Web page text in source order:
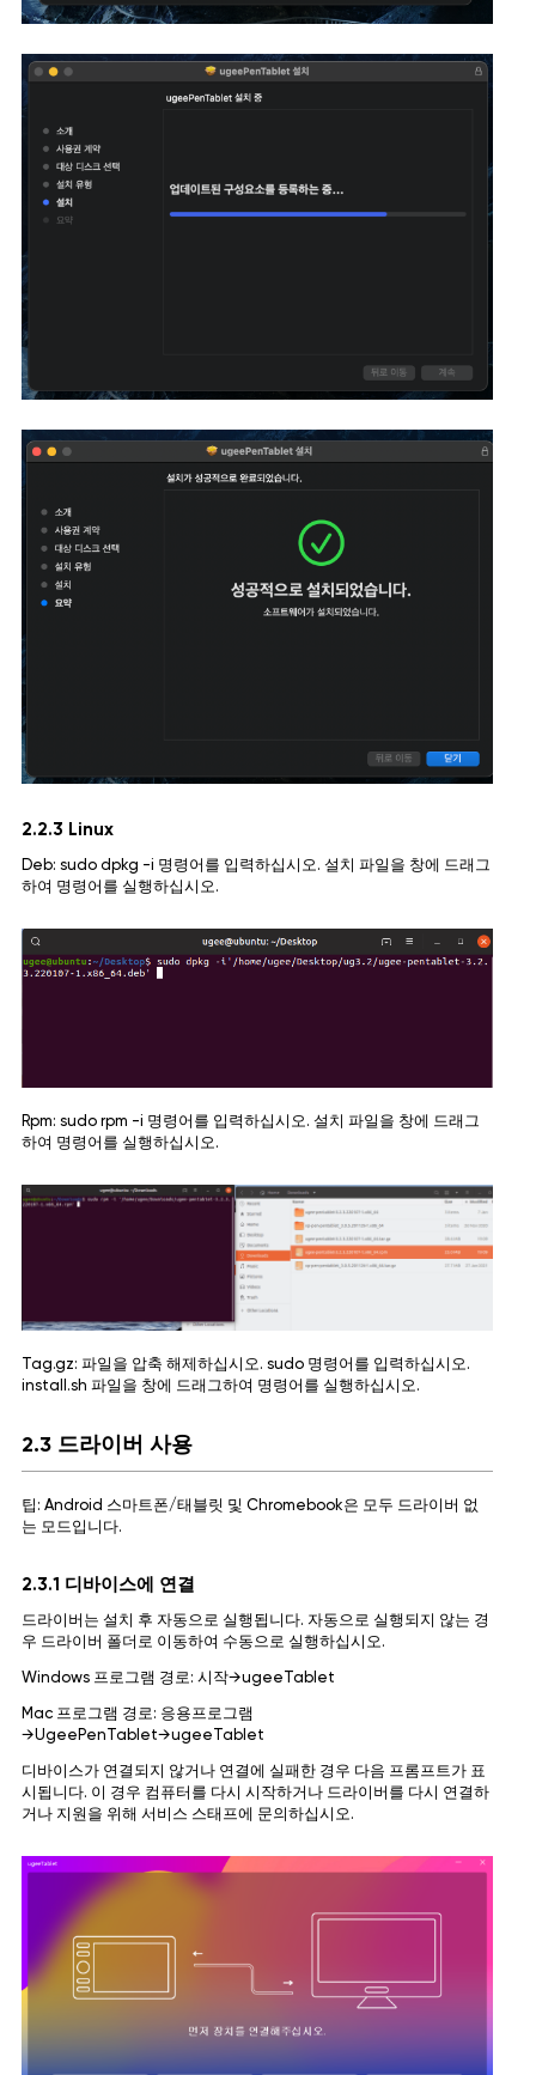
2.2.3 Linux
Deb: sudo dpkg -i 명령어를 입력하십시오. 설치 파일을 창에 드래그
하여 명령어를 실행하십시오.
Rpm: sudo rpm -i 명령어를 입력하십시오. 설치 파일을 창에 드래그
하여 명령어를 실행하십시오.
Tag.gz: 파일을 압축 해제하십시오. sudo 명령어를 입력하십시오.
install.sh 파일을 창에 드래그하여 명령어를 실행하십시오.
2.3 드라이버 사용
팁: Android 스마트폰/태블릿 및 Chromebook은 모두 드라이버 없
는 모드입니다.
2.3.1 디바이스에 연결
드라이버는 설치 후 자동으로 실행됩니다. 자동으로 실행되지 않는 경
우 드라이버 폴더로 이동하여 수동으로 실행하십시오.
Windows 프로그램 경로: 시작→ugeeTablet
Mac 프로그램 경로: 응용프로그램
→UgeePenTablet→ugeeTablet
디바이스가 연결되지 않거나 연결에 실패한 경우 다음 프롬프트가 표
시됩니다. 이 경우 컴퓨터를 다시 시작하거나 드라이버를 다시 연결하
거나 지원을 위해 서비스 스태프에 문의하십시오.